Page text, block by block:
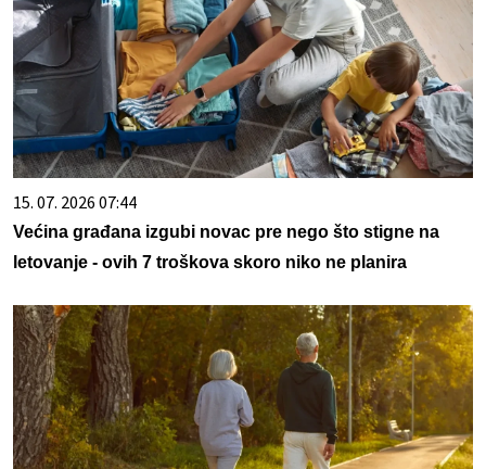
15. 07. 2026 07:44
Većina građana izgubi novac pre nego što stigne na
letovanje - ovih 7 troškova skoro niko ne planira